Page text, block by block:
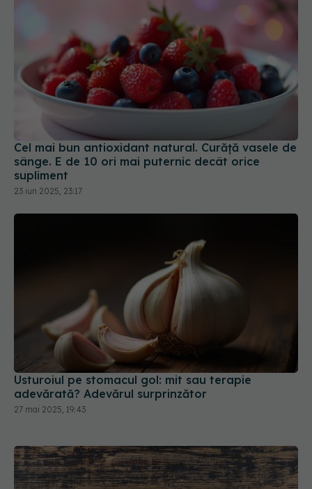
sânge. E de 10 ori mai puternic decât orice
supliment
23 iun 2025, 23:17
Usturoiul pe stomacul gol: mit sau terapie
adevărată? Adevărul surprinzător
27 mai 2025, 19:43